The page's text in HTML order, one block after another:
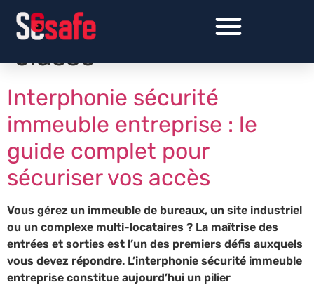
Catégorie :
classé
Interphonie sécurité
immeuble entreprise : le
guide complet pour
sécuriser vos accès
Vous gérez un immeuble de bureaux, un site industriel
ou un complexe multi-locataires ? La maîtrise des
entrées et sorties est l’un des premiers défis auxquels
vous devez répondre. L’interphonie sécurité immeuble
entreprise constitue aujourd’hui un pilier